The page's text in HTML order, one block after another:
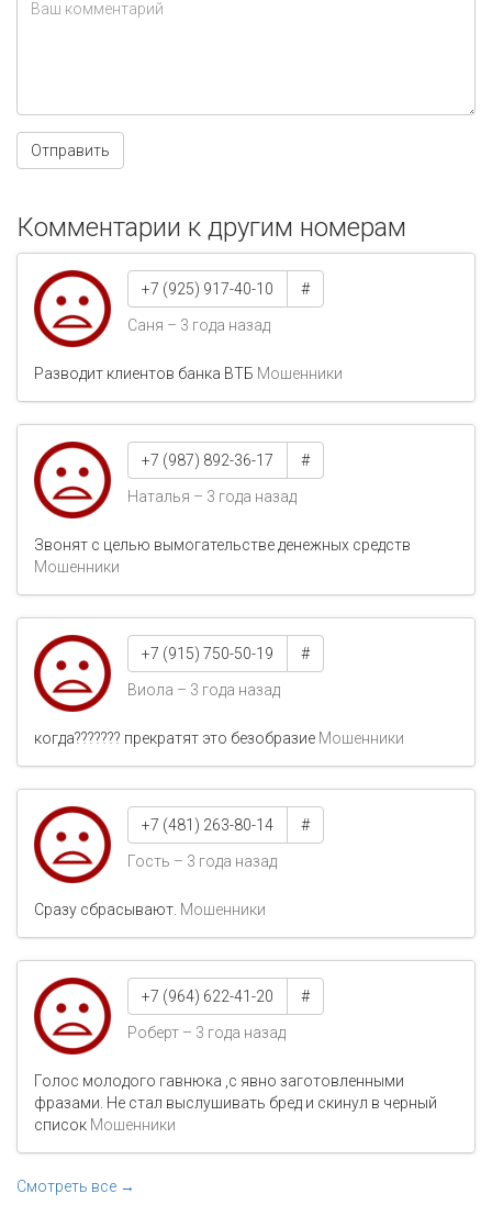
Отправить
Комментарии к другим номерам
+7 (925) 917-40-10 #
Саня – 3 года назад
Разводит клиентов банка ВТБ Мошенники
+7 (987) 892-36-17 #
Наталья – 3 года назад
Звонят с целью вымогательстве денежных средств
Мошенники
+7 (915) 750-50-19 #
Виола – 3 года назад
когда??????? прекратят это безобразие Мошенники
+7 (481) 263-80-14 #
Гость – 3 года назад
Сразу сбрасывают. Мошенники
+7 (964) 622-41-20 #
Роберт – 3 года назад
Голос молодого гавнюка ,с явно заготовленными
фразами. Не стал выслушивать бред и скинул в черный
список Мошенники
Смотреть все →